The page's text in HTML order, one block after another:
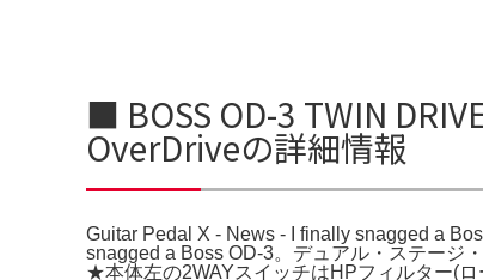
■ BOSS OD-3 TWIN
OverDriveの詳細情報
Guitar Pedal X - News - I finally snagged a
snagged a Boss OD-3。デュアル・ステージ
★本体左の2WAYスイッチはHPフィルター(